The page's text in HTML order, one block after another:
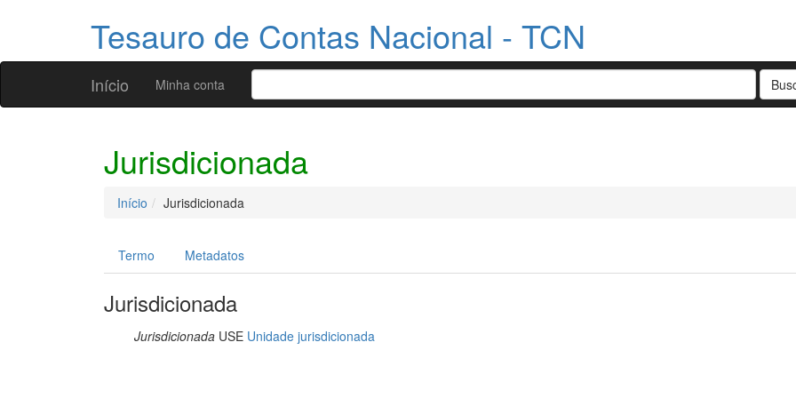
Tesauro de Contas Nacional - TCN
Início Minha conta
Jurisdicionada
Início Jurisdicionada
Termo Metadatos
Jurisdicionada
Jurisdicionada USE Unidade jurisdicionada